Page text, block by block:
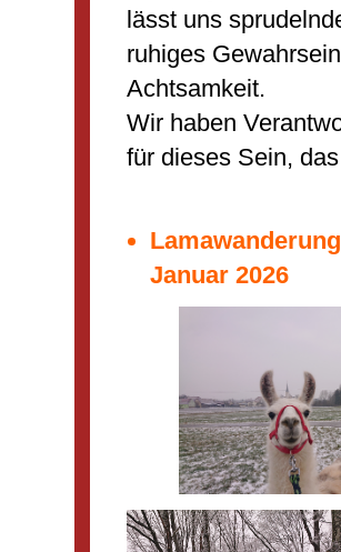
lässt uns
ruhiges
Achtsamkeit.
Wir haben
für dieses Sein,
Januar 2026